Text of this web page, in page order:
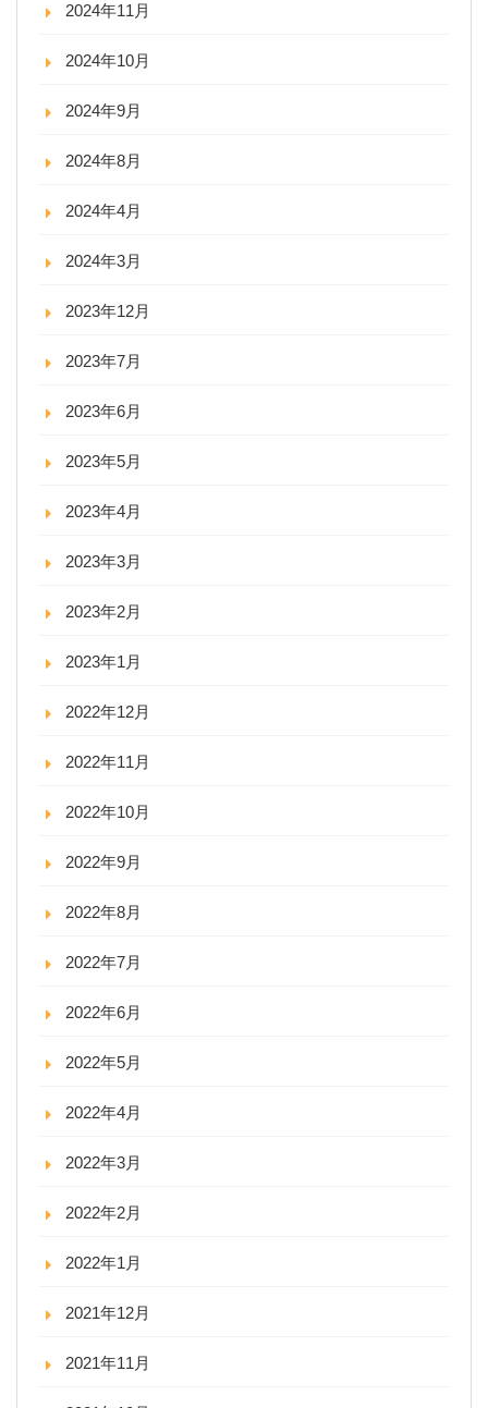
2024年11月
2024年10月
2024年9月
2024年8月
2024年4月
2024年3月
2023年12月
2023年7月
2023年6月
2023年5月
2023年4月
2023年3月
2023年2月
2023年1月
2022年12月
2022年11月
2022年10月
2022年9月
2022年8月
2022年7月
2022年6月
2022年5月
2022年4月
2022年3月
2022年2月
2022年1月
2021年12月
2021年11月